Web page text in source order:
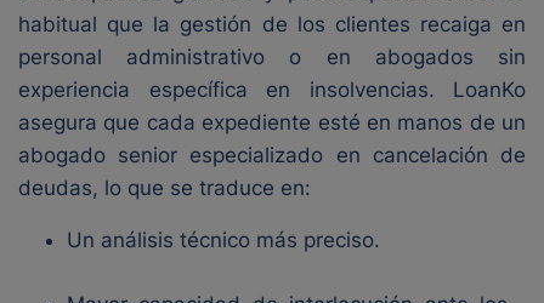
habitual que la gestión de los clientes recaiga en
personal administrativo o en abogados sin
experiencia específica en insolvencias. LoanKo
asegura que cada expediente esté en manos de un
abogado senior especializado en cancelación de
deudas, lo que se traduce en:
Un análisis técnico más preciso.